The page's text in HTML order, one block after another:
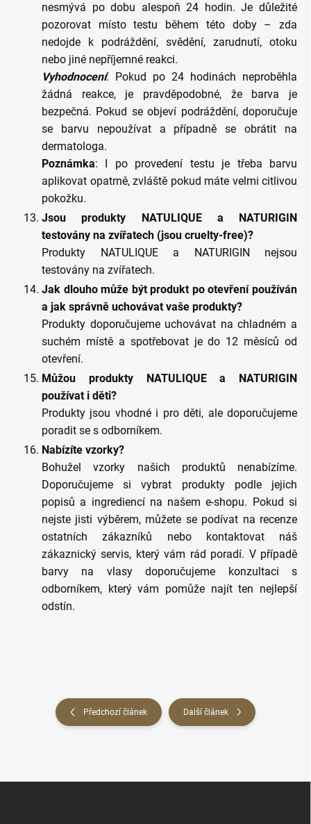
nesmývá po dobu alespoň 24 hodin. Je důležité
pozorovat místo testu během této doby – zda
nedojde k podráždění, svědění, zarudnutí, otoku
nebo jiné nepříjemné reakci.
Vyhodnocení: Pokud po 24 hodinách neproběhla
žádná reakce, je pravděpodobné, že barva je
bezpečná. Pokud se objeví podráždění, doporučuje
se barvu nepoužívat a případně se obrátit na
dermatologa.
Poznámka: I po provedení testu je třeba barvu
aplikovat opatrně, zvláště pokud máte velmi citlivou
pokožku.
Jsou produkty NATULIQUE a NATURIGIN
testovány na zvířatech (jsou cruelty-free)?
Produkty NATULIQUE a NATURIGIN nejsou
testovány na zvířatech.
Jak dlouho může být produkt po otevření používán
a jak správně uchovávat vaše produkty?
Produkty doporučujeme uchovávat na chladném a
suchém místě a spotřebovat je do 12 měsíců od
otevření.
Můžou produkty NATULIQUE a NATURIGIN
používat i děti?
Produkty jsou vhodné i pro děti, ale doporučujeme
poradit se s odborníkem.
Nabízíte vzorky?
Bohužel vzorky našich produktů nenabízíme.
Doporučujeme si vybrat produkty podle jejich
popisů a ingrediencí na našem e-shopu. Pokud si
nejste jisti výběrem, můžete se podívat na recenze
ostatních zákazníků nebo kontaktovat náš
zákaznický servis, který vám rád poradí. V případě
barvy na vlasy doporučujeme konzultaci s
odborníkem, který vám pomůže najít ten nejlepší
odstín.
Předchozí článek Další článek